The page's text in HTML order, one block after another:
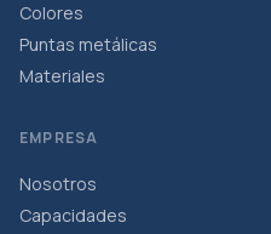
Colores
Puntas metálicas
Materiales
EMPRESA
Nosotros
Capacidades